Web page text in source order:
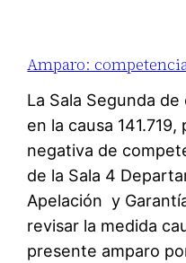
Amparo:
La Sala Segunda
en la causa
negativa de
de la Sala 4
Apelación y
revisar la medida
presente amparo